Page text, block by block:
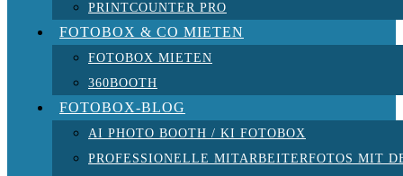
PRINTCOUNTER PRO
FOTOBOX & CO MIETEN
FOTOBOX MIETEN
360BOOTH
FOTOBOX-BLOG
AI PHOTO BOOTH / KI FOTOBOX
PROFESSIONELLE MITARBEITERFOTOS MIT